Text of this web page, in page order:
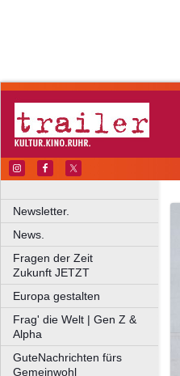
Newsletter.
News.
Fragen der Zeit
Zukunft JETZT
Europa gestalten
Frag' die Welt | Gen Z &
Alpha
GuteNachrichten fürs
Gemeinwohl